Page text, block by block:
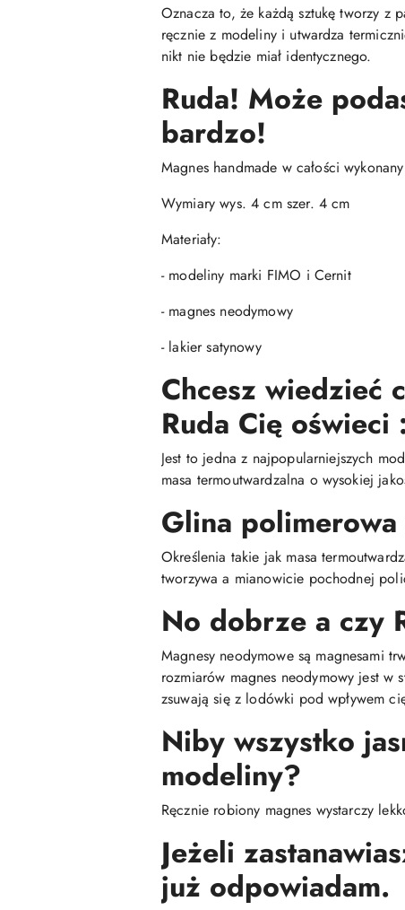
Oznacza to, że każdą sztukę tworzy z
ręcznie z modeliny i utwardza
nikt nie będzie miał identycznego.
Ruda! Może
bardzo!
Magnes handmade w całości
Wymiary wys. 4 cm szer. 4 cm
Materiały:
- modeliny marki FIMO i Cernit
- magnes neodymowy
- lakier satynowy
Chcesz wiedzieć
Ruda Cię oświeci
Jest to jedna z najpopularniejszych
masa termoutwardzalna o wysokiej
Glina
Określenia takie jak masa
tworzywa a mianowicie pochodnej
No dobrze a czy
Magnesy neodymowe są magnesami
rozmiarów magnes neodymowy jest
zsuwają się z lodówki pod wpływem
Niby wszystko
modeliny?
Ręcznie robiony magnes wystarczy
Jeżeli
już odpowiadam.